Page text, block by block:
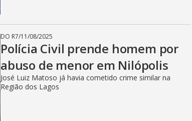
DO R7/11/08/2025
Polícia Civil prende homem por
abuso de menor em Nilópolis
José Luiz Matoso já havia cometido crime similar na
Região dos Lagos